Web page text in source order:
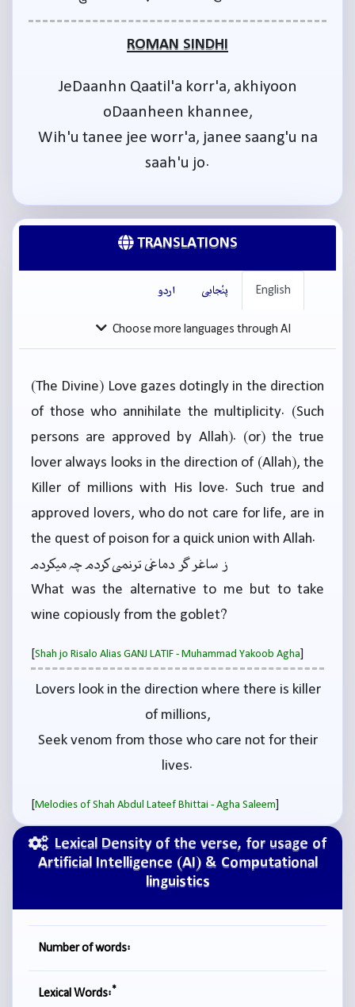
Lexical Density of the verse, for usage of
Artificial Intelligence (AI) & Computational
linguistics
Number of words:
Lexical Words:*
ROMAN SINDHI
JeDaanhn Qaatil'a korr'a, akhiyoon
oDaanheen khannee,
Wih'u tanee jee worr'a, janee saang'u na
saah'u jo.
TRANSLATIONS
English پنْجابی اردو
Choose more languages through AI
(The Divine) Love gazes dotingly in the direction
of those who annihilate the multiplicity. (Such
persons are approved by Allah). (or) the true
lover always looks in the direction of (Allah), the
Killer of millions with His love. Such true and
approved lovers, who do not care for life, are in
the quest of poison for a quick union with Allah.
ز ساغر گر دماغی ترنمی کردم چہ میکردم
What was the alternative to me but to take
wine copiously from the goblet?
[Shah jo Risalo Alias GANJ LATIF - Muhammad Yakoob Agha
Lovers look in the direction where there is killer
of millions,
Seek venom from those who care not for their
lives.
[Melodies of Shah Abdul Lateef Bhittai - Agha Saleem